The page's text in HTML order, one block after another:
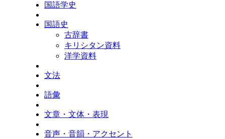
国語学史
国語史
古辞書
キリシタン資料
洋学資料
文法
語彙
文章・文体・表現
音声・音韻・アクセント